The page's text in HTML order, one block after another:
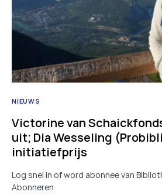
NIEUWS
Victorine van
uit; Dia Wesseling
initiatiefprijs
Log snel in of word abonnee van
Abonneren